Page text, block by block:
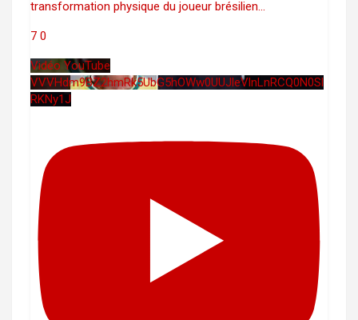
transformation physique du joueur brésilien...
7 0
Vidéo YouTube
VVVHdm9BZ2hmRk5UbG5hOWw0UUJleVlnLnRCQ0N0Sl
RKNy1J